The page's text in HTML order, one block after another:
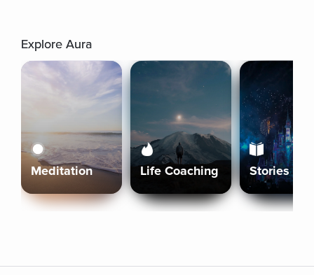
Explore Aura
Meditation Life Coaching Stories